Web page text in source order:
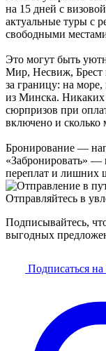
на 15 дней с
актуальные туры с
свободными
Это могут быть
Мир, Несвиж, Брест
за границу: на
из Минска. Никаких
сюрпризов при
включено и сколько
Бронирование —
«Забронировать» —
переплат и лишних
Отправляйтесь в
Подписывайтесь,
выгодных
Подписаться на